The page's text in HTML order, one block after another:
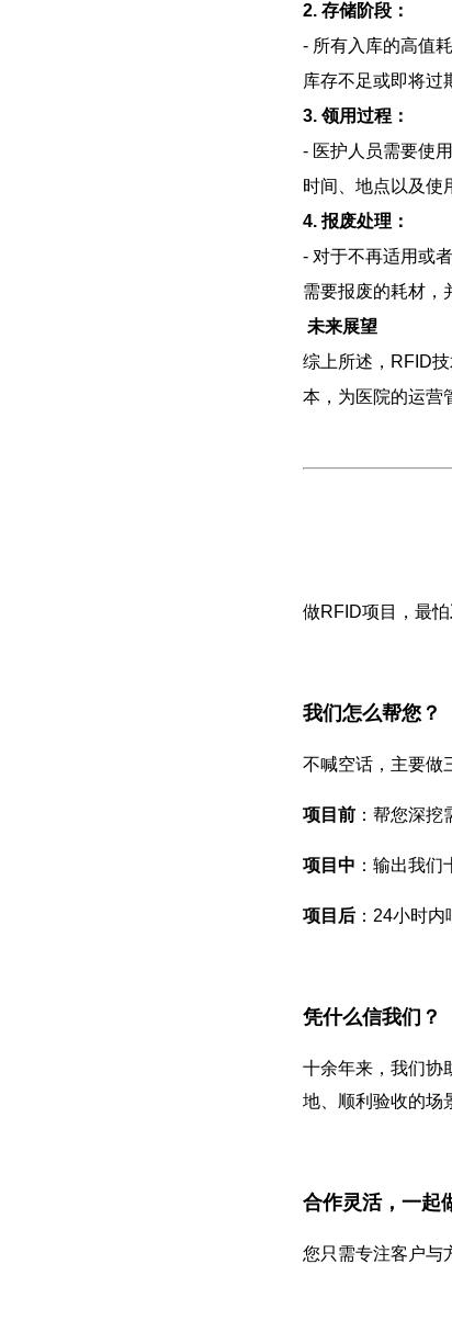
2. 存储阶段：
- 所有入库的高值
库存不足或即将过
3. 领用过程：
- 医护人员需要使
时间、地点以及使
4. 报废处理：
- 对于不再适用或
需要报废的耗材，
未来展望
综上所述，RFID
本，为医院的运营
做RFID项目，最怕
我们怎么帮您？
不喊空话，主要做
项目前 ：帮您深
项目中 ：输出我们
项目后 ：24小时
凭什么信我们？
十余年来，我们协
地、顺利验收的场
合作灵活，一起
您只需专注客户与